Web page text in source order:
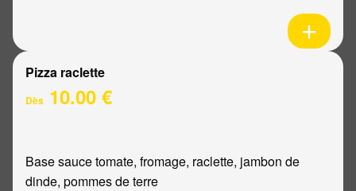
Pizza raclette
Dès 10.00 €
Base sauce tomate, fromage, raclette, jambon de
dinde, pommes de terre